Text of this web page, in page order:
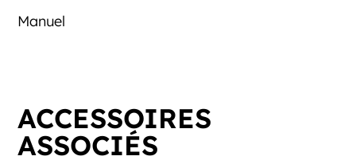
Manuel
ACCESSOIRES
ASSOCIÉS